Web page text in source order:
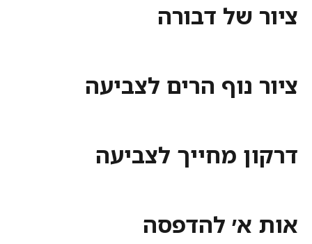
ציור של דבורה
ציור נוף הרים לצביעה
דרקון מחייך לצביעה
אות א׳ להדפסה